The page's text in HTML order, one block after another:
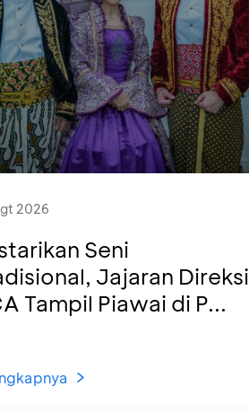
2026
Seni
Jajaran Direksi
Tampil Piawai di P...